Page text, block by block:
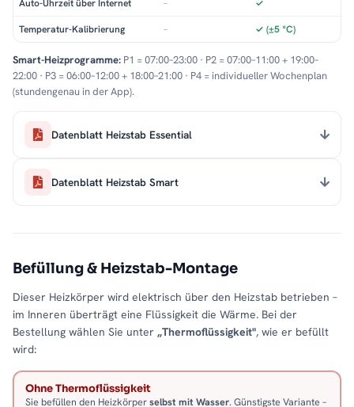
Auto-Uhrzeit über Internet – ✓
Temperatur-Kalibrierung – ✓ (±5 °C)
Smart-Heizprogramme: P1 = 07:00–23:00 · P2 = 07:00–11:00 + 19:00–
22:00 · P3 = 06:00–12:00 + 18:00–21:00 · P4 = individueller Wochenplan
(stundengenau in der App).
Datenblatt Heizstab Essential
Datenblatt Heizstab Smart
Befüllung & Heizstab-Montage
Dieser Heizkörper wird elektrisch über den Heizstab betrieben –
im Inneren überträgt eine Flüssigkeit die Wärme. Bei der
Bestellung wählen Sie unter „Thermoflüssigkeit", wie er befüllt
wird:
Ohne Thermoflüssigkeit
Sie befüllen den Heizkörperselbst mit Wasser. Günstigste Variante –